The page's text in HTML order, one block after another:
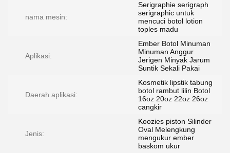
nama mesin:
Serigraphie serigraph
serigraphic untuk
mencuci botol lotion
toples madu
Aplikasi:
Ember Botol Minuman
Minuman Anggur
Jerigen Minyak Jarum
Suntik Sekali Pakai
Daerah aplikasi:
Kosmetik lipstik tabung
botol rambut lilin Botol
16oz 20oz 22oz 26oz
cangkir
Jenis:
Koozies piston Silinder
Oval Melengkung
mengukur ember
baskom ukur